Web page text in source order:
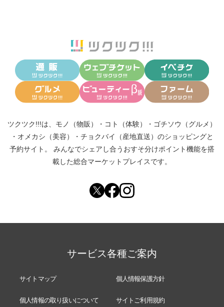
ツクツク!!!は、 モノ（物販） ・ コト（体験） ・ ゴチソウ（グルメ）
・ オメカシ（美容） ・ チョクバイ（産地直送） のショッピングと
予約サイト。
みんなでシェアし合う おすそ分けポイント機能を搭
載した総合マーケットプレイスです。
サービス各種ご案内
サイトマップ 個人情報保護方針
個人情報の取り扱いについて サイトご利用規約